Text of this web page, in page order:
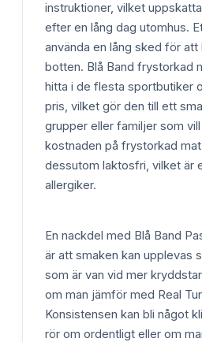
instruktioner, vilket
efter en lång dag utomhus.
använda en lång sked för att
botten. Blå Band frystorkad
hitta i de flesta sportbutiker
pris, vilket gör den till ett
grupper eller familjer som vill
kostnaden på frystorkad
dessutom laktosfri, vilket är
allergiker.
En nackdel med Blå Band
är att smaken kan upplevas
som är van vid mer
om man jämför med Real
Konsistensen kan bli något
rör om ordentligt eller om